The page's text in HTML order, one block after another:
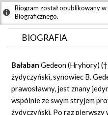
Biogram został opublikowany
Biograficznego.
BIOGRAFIA
GRAF POWIĄZAŃ
DYSKUSJA
Mapa
Bałaban Gedeon (Hryhory)
żydyczyński, synowiec B.
prawosławny, jest znany
wspólnie ze swym stryjem
żydyczyński. Po raz